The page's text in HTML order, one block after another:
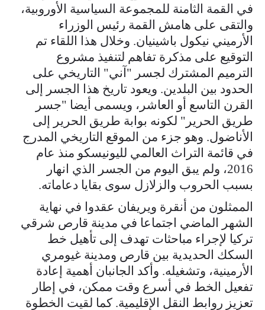
في القمة الثامنة للمجموعة السياسية الأوروبية،
والتقى على هامش القمة رئيس الوزراء
الأرميني نيكول باشينيان. وخلال هذا اللقاء تم
التوقيع على مذكرة تفاهم لتنفيذ مشروع
الترميم المشترك لجسر "آني" التاريخي على
الحدود بين البلدين. ويعود تاريخ هذا الجسر إلى
القرن التاسع أو العاشر، ويسمى أيضا "جسر
طريق الحرير" لكونه بوابة طريق الحرير إلى
الأناضول. وهو جزء من الموقع التاريخي المدرج
في قائمة التراث العالمي لليونيسكو منذ عام
2016، ولم يبق اليوم من الجسر الذي انهار
بسبب الحروب والزلازل سوى بقايا دعاماته.
الممثلون من أنقرة ويريفان عقدوا في نهاية
الشهر الماضي اجتماعا في مدينة قارص شرقي
تركيا لإجراء مباحثات تهدف إلى تأهيل خط
السكك الحديدية بين قارص ومدينة غيومري
الأرمينية، وتشغيله. وأكد الجانبان أهمية إعادة
تفعيل الخط في أسرع وقت ممكن، في إطار
تعزيز روابط النقل الإقليمية. كما لقيت الخطوة